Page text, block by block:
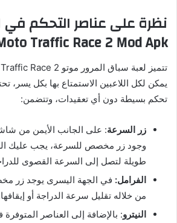
نظرة على عناصر التحكم
Traffic Race 2 Mod Apk
يمكن لكل اللاعبين الاستمتاع بها بكل يسر،
تحكم بسيطة دون أي تعقيدات، وتتضمن:
زر السرعة: على الجانب الأيمن من
وجود زر مخصص للسرعة، يجب عليك
طويلة لتصل إلى السرعة القصوى
الفرامل: في الجهة اليسرى يوجد زر
من خلاله تقليل سرعة الدراجة أو
النيترو: بالإضافة إلى العناصر